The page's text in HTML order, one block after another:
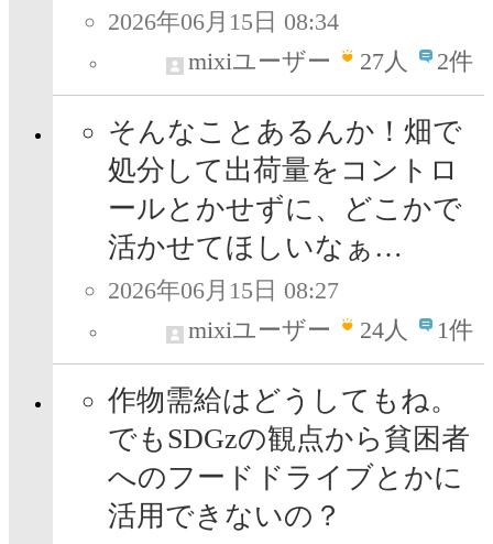
2026年06月15日 08:34
mixiユーザー
27人 2件
そんなことあるんか！畑で
処分して出荷量をコントロ
ールとかせずに、どこかで
活かせてほしいなぁ…
2026年06月15日 08:27
mixiユーザー
24人 1件
作物需給はどうしてもね。
でもSDGzの観点から貧困者
へのフードドライブとかに
活用できないの？